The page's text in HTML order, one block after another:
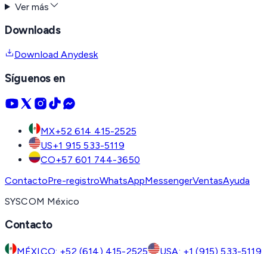
Ver más
Downloads
Download Anydesk
Síguenos en
MX+52 614 415-2525
US+1 915 533-5119
CO+57 601 744-3650
ContactoPre-registroWhatsAppMessengerVentasAyuda
SYSCOM México
Contacto
MÉXICO: +52 (614) 415-2525 USA: +1 (915) 533-5119